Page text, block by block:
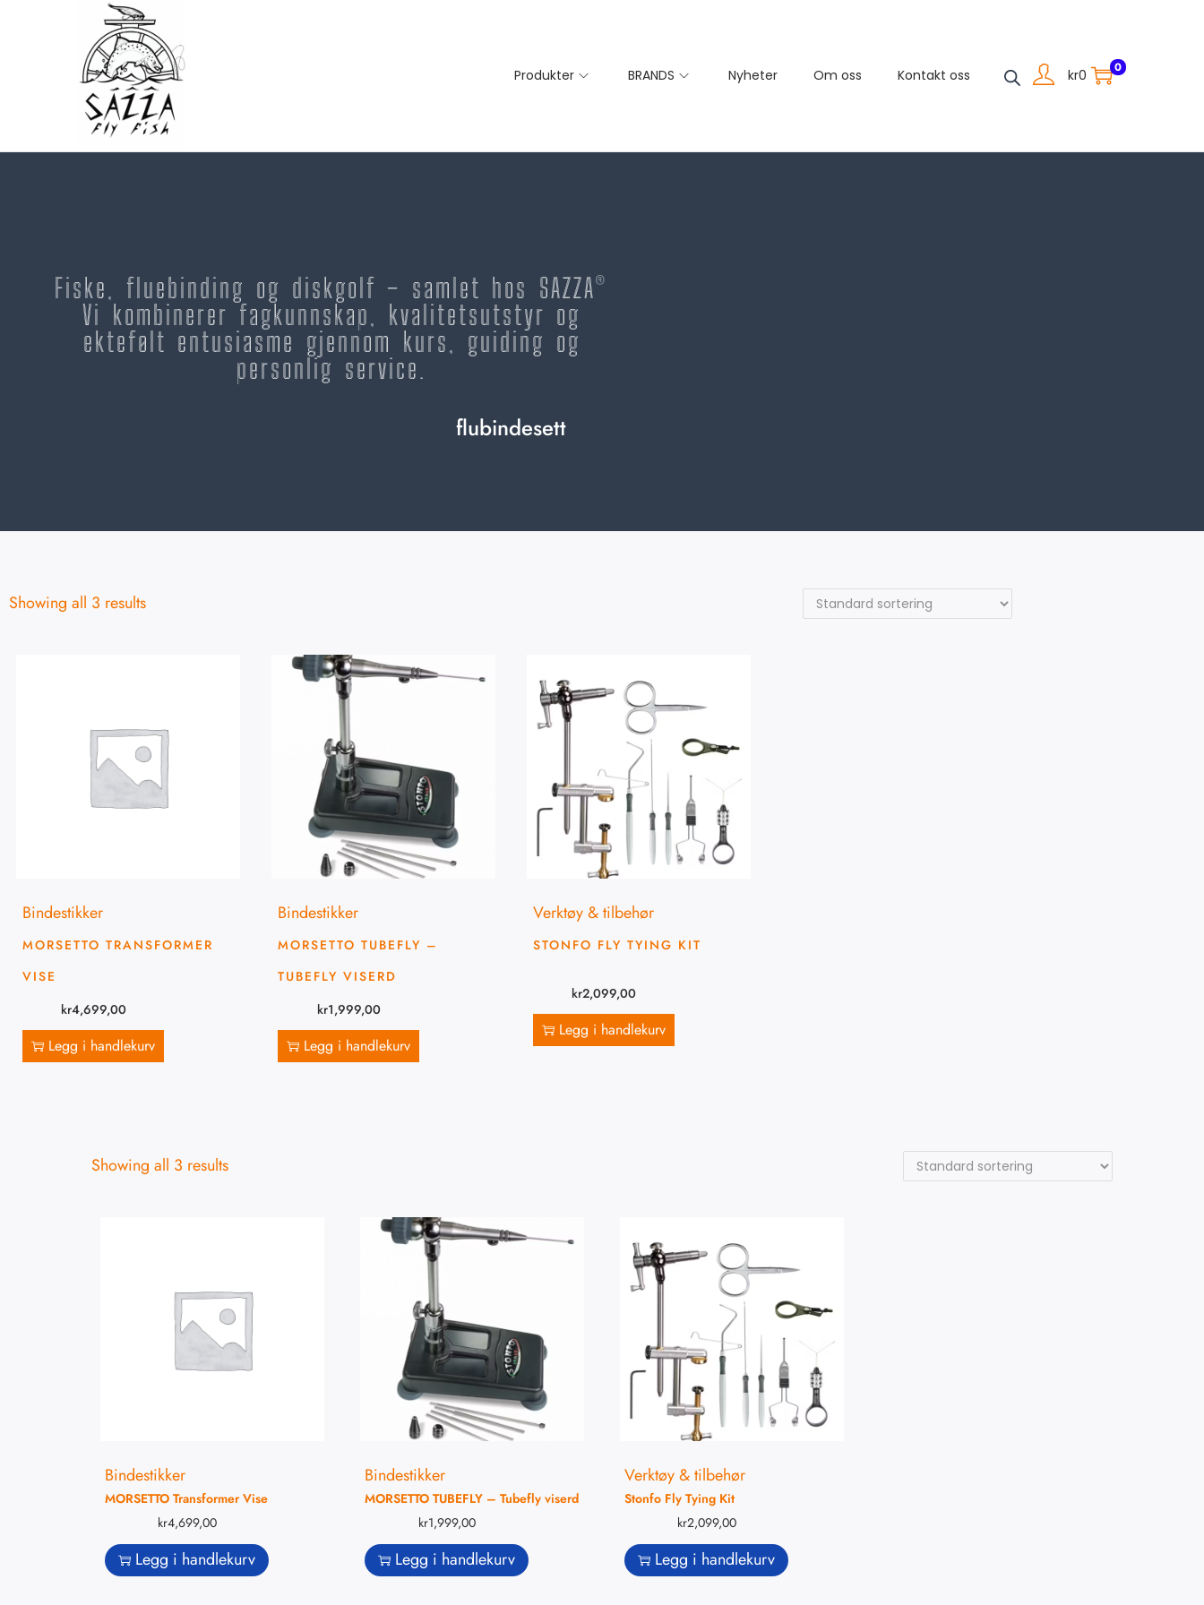
Produkter BRANDS Nyheter Om oss Kontakt oss kr0 0
Fiske, fluebinding og diskgolf – samlet hos SAZZA®
Vi kombinerer fagkunnskap, kvalitetsutstyr og
ektefølt entusiasme gjennom kurs, guiding og
personlig service.
flubindesett
Showing all 3 results
Bindestikker
MORSETTO TRANSFORMER
VISE
kr4,699,00
Legg i handlekurv
Bindestikker
MORSETTO TUBEFLY –
TUBEFLY VISERD
kr1,999,00
Legg i handlekurv
Verktøy & tilbehør
STONFO FLY TYING KIT
kr2,099,00
Legg i handlekurv
Showing all 3 results
Bindestikker
MORSETTO Transformer Vise
kr4,699,00
Legg i handlekurv
Bindestikker
MORSETTO TUBEFLY – Tubefly viserd
kr1,999,00
Legg i handlekurv
Verktøy & tilbehør
Stonfo Fly Tying Kit
kr2,099,00
Legg i handlekurv